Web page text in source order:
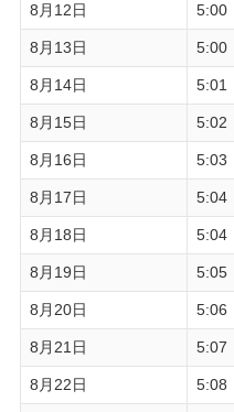
8月12日 5:00
8月13日 5:00
8月14日 5:01
8月15日 5:02
8月16日 5:03
8月17日 5:04
8月18日 5:04
8月19日 5:05
8月20日 5:06
8月21日 5:07
8月22日 5:08